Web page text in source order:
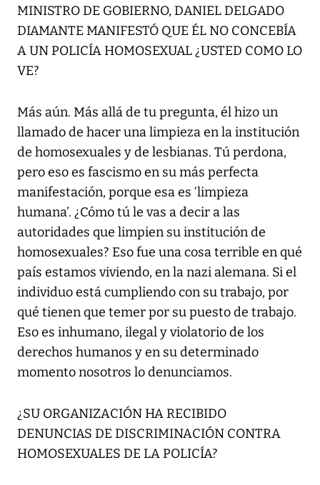
MINISTRO DE GOBIERNO, DANIEL DELGADO
DIAMANTE MANIFESTÓ QUE ÉL NO CONCEBÍA
A UN POLICÍA HOMOSEXUAL ¿USTED COMO LO
VE?
Más aún. Más allá de tu pregunta, él hizo un
llamado de hacer una limpieza en la institución
de homosexuales y de lesbianas. Tú perdona,
pero eso es fascismo en su más perfecta
manifestación, porque esa es ‘limpieza
humana’. ¿Cómo tú le vas a decir a las
autoridades que limpien su institución de
homosexuales? Eso fue una cosa terrible en qué
país estamos viviendo, en la nazi alemana. Si el
individuo está cumpliendo con su trabajo, por
qué tienen que temer por su puesto de trabajo.
Eso es inhumano, ilegal y violatorio de los
derechos humanos y en su determinado
momento nosotros lo denunciamos.
¿SU ORGANIZACIÓN HA RECIBIDO
DENUNCIAS DE DISCRIMINACIÓN CONTRA
HOMOSEXUALES DE LA POLICÍA?